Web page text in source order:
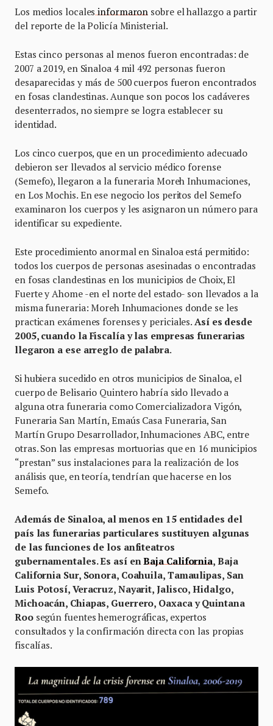
Los medios locales informaron sobre el hallazgo a partir
del reporte de la Policía Ministerial.
Estas cinco personas al menos fueron encontradas: de
2007 a 2019, en Sinaloa 4 mil 492 personas fueron
desaparecidas y más de 500 cuerpos fueron encontrados
en fosas clandestinas. Aunque son pocos los cadáveres
desenterrados, no siempre se logra establecer su
identidad.
Los cinco cuerpos, que en un procedimiento adecuado
debieron ser llevados al servicio médico forense
(Semefo), llegaron a la funeraria Moreh Inhumaciones,
en Los Mochis. En ese negocio los peritos del Semefo
examinaron los cuerpos y les asignaron un número para
identificar su expediente.
Este procedimiento anormal en Sinaloa está permitido:
todos los cuerpos de personas asesinadas o encontradas
en fosas clandestinas en los municipios de Choix, El
Fuerte y Ahome -en el norte del estado- son llevados a la
misma funeraria: Moreh Inhumaciones donde se les
practican exámenes forenses y periciales. Así es desde
2005, cuando la Fiscalía y las empresas funerarias
llegaron a ese arreglo de palabra.
Si hubiera sucedido en otros municipios de Sinaloa, el
cuerpo de Belisario Quintero habría sido llevado a
alguna otra funeraria como Comercializadora Vigón,
Funeraria San Martín, Emaús Casa Funeraria, San
Martín Grupo Desarrollador, Inhumaciones ABC, entre
otras. Son las empresas mortuorias que en 16 municipios
“prestan” sus instalaciones para la realización de los
análisis que, en teoría, tendrían que hacerse en los
Semefo.
Además de Sinaloa, al menos en 15 entidades del
país las funerarias particulares sustituyen algunas
de las funciones de los anfiteatros
gubernamentales. Es así enBaja California, Baja
California Sur, Sonora, Coahuila, Tamaulipas, San
Luis Potosí, Veracruz, Nayarit, Jalisco, Hidalgo,
Michoacán, Chiapas, Guerrero, Oaxaca y Quintana
Roosegún fuentes hemerográficas, expertos
consultados y la confirmación directa con las propias
fiscalías.